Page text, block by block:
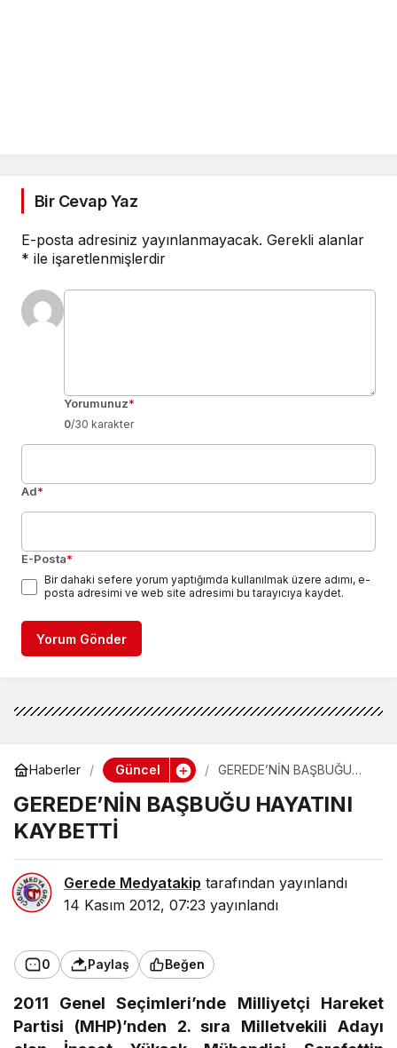
Bir Cevap Yaz
E-posta adresiniz yayınlanmayacak. Gerekli alanlar
* ile işaretlenmişlerdir
Yorumunuz*
0/30 karakter
Ad*
E-Posta*
Bir dahaki sefere yorum yaptığımda kullanılmak üzere adımı, e-
posta adresimi ve web site adresimi bu tarayıcıya kaydet.
Yorum Gönder
Haberler Güncel
GEREDE’NİN BAŞBUĞU
GEREDE’NİN BAŞBUĞU HAYATINI
KAYBETTİ
Gerede Medyatakip tarafından yayınlandı
14 Kasım 2012, 07:23 yayınlandı
0 Paylaş Beğen
2011 Genel Seçimleri’nde Milliyetçi Hareket
Partisi (MHP)’nden 2. sıra Milletvekili Adayı